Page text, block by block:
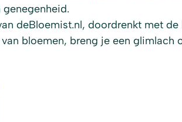
deBloemist.nl, doordrenkt met de
bloemen, breng je een glimlach